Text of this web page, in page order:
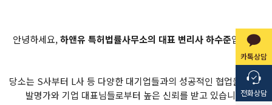
카톡상담
전화상담
안녕하세요,하앤유 특허법률사무소의 대표 변리사 하수준입니다.
당소는 S사부터 L사 등 다양한 대기업들과의 성공적인 협업을 통해,
발명가와 기업 대표님들로부터 높은 신뢰를 받고 있습니다.